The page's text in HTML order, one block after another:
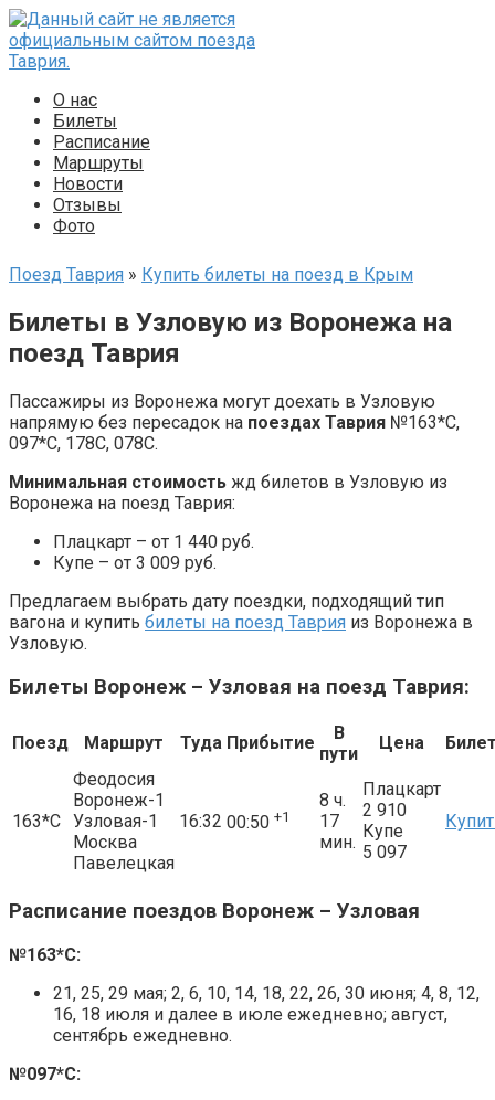
Перейти
к
контенту
О нас
Билеты
Расписание
Маршруты
Новости
Отзывы
Фото
Поезд Таврия » Купить билеты на поезд в Крым
Билеты в Узловую из Воронежа на
поезд Таврия
Пассажиры из Воронежа могут доехать в Узловую
напрямую без пересадок на поездах Таврия №163*С,
097*С, 178С, 078С.
Минимальная стоимость жд билетов в Узловую из
Воронежа на поезд Таврия:
Плацкарт – от 1 440 руб.
Купе – от 3 009 руб.
Предлагаем выбрать дату поездки, подходящий тип
вагона и купить билеты на поезд Таврия из Воронежа в
Узловую.
Билеты Воронеж – Узловая на поезд Таврия:
Поезд Маршрут Туда Прибытие
В
пути
Цена
163*С
Феодосия
Воронеж-1
Узловая-1
Москва
Павелецкая
16:32 00:50 +1
8 ч.
17
мин.
Плацкарт
2 910
Купе
5 097
Расписание поездов Воронеж – Узловая
№163*С:
21, 25, 29 мая; 2, 6, 10, 14, 18, 22, 26, 30 июня; 4, 8, 12,
16, 18 июля и далее в июле ежедневно; август,
сентябрь ежедневно.
№097*С: